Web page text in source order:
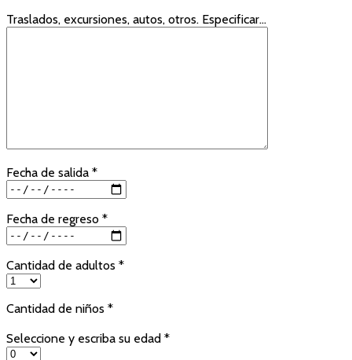
Traslados, excursiones, autos, otros. Especificar...
Fecha de salida *
Fecha de regreso *
Cantidad de adultos *
Cantidad de niños *
Seleccione y escriba su edad *